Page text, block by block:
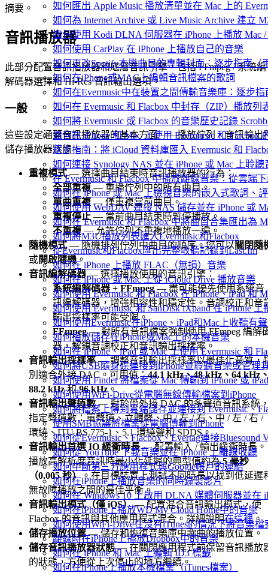
如何匯出 Apple Music 播放清單並在 Mac 上的
如何為 Internet Archive 或 Live Music Archive 建立
如何使用 Kodi DLNA 伺服器在 iPhone 上播放 Mac
如何使用 CarPlay 在 iPhone 上播放自己的音樂
如何更改Spotify本機曲目的專輯封面：逐步指南（
如何在iPhone或MAC上編輯音訊檔案的歌詞
如何在Evermusic中在裝置之間傳輸音樂庫：逐步指
如何在 Evermusic 和 Flacbox 中封存（ZIP）播放
如何將 Evermusic 或 Flacbox 的音樂歷史記錄
如何在 iPhone 和 Mac 上使用 Evermusic 和 Flacbox
逐步指南：將 iCloud 資料庫匯入 Evermusic 和
如何連接 Synology NAS 並在 iPhone 或 Mac 上聆聽
在 Evermusic 和 Flacbox 中播放離線音樂：從雲端
如何在 iPhone 或 Mac 上檢視音樂的嵌入式歌詞、
如何使用 WebDAV 連接 NAS 儲存並在 iPhone 或
如何在 Evermusic 和 Flacbox 中將曲目合集匯出為
如何將M3U播放列表匯入Evermusic和Flacbox
從Evermusic和Flacbox匯出完整收聽記錄到Last.fm
如何在 iPhone 上播放 FLAC（無損）音樂
如何在 iPhone 或 Mac 上從 iCloud Drive 播放音樂
如何使用 Evermusic 和 Flacbox 在 iPhone、iPad 和
如何使用 Evermusic 和 SanDisk iXpand 在 iPhone
如何使用Evermusic在iPhone、iPad和Mac上收聽有
如何播放儲存在iPhone或Mac上的本機音樂
如何在 iPhone、iPad 或 Mac 上使用 Evermusic 和
如何將USB隨身碟連接到iPhone並聆聽音樂或管理
如何使用 Finder 將檔案從 Mac 傳輸到 iPhone 或 iPad
如何使用WiFi-Drive從電腦無線傳輸檔案到iPhone
如何將檔案上傳到雲端儲存並連接到 Evermusic、
使用SMB協議將檔案從電腦傳輸到iPhone
如何從Evermusic、Flacbox、Evertag連接
如何從 YouTube 下載音樂並在 iPhone 上離線收聽
如何中斷第三方應用程式與Google帳戶的連結
如何在iPhone上播放音樂的同時錄製影片
如何在 Windows 10 上啟用 DLNA 媒體伺服器並在
如何在iPhone上播放WD My Cloud Home中的音樂
如何使用WiFi-Drive在沒有iTunes的情況下將音樂檔
離線時在iPhone上播放Dropbox中的音樂
如何在 iPhone 和 Mac 上編輯 ID3 標籤
如何在iPhone上播放本機檔案（iTunes檔案）
摘要。
音訊播放器
此部分配置音訊播放器和底層音訊引擎，包括 FFmpeg / 系統編
解碼器選擇和 Hi-Res 音訊輸出選項。
一般
這些設定涵蓋音訊播放器的基本方面——播放佇列、音訊輸出
儲存播放器狀態。
重複模式— 選擇曲目結束時音訊播放器的行為：
全部重複— 重播佇列中的所有曲目。
單曲重複 — 僅重複當前曲目。
重複停止 — 當前曲目結束時暫停播放。
不重複— 允許佇列不重複地播放一遍。
隨機模式— 隨機排列佇列中曲目的順序。您可以 關閉隨
或開啟隨機。
音訊編解碼器— 選擇播放使用的音訊引擎：
系統編解碼器 + FFmpeg— 盡可能優先使用系統音
訊編解碼器，增強相容性和穩定性。音調校正和音
輸出採樣率可能受限。
FFmpeg— 對所有音訊檔案強制使用 FFmpeg 編解
器，解鎖音調校正和音訊輸出採樣率。
音訊輸出採樣率— 調整音訊輸出採樣率以最佳化音質，
別適合外接 DAC。可用值：44.1 kHz、48 kHz、64 kHz
88.2 kHz和96 kHz。
音訊輸出聲道數— 對於帶外接 DAC 的多聲道音訊系統
指定聲道數：單聲道、立體聲、中 / 左 / 右、中 / 左 / 右 /
環繞、ITU BS.775-1、5.1 環繞聲和 SDDS。
音訊輸出首選 IO 緩衝時長— 配置輸入 / 輸出緩衝時長。
播放高解析度音訊時最小化延遲的典型值約為5 毫秒
（0.005 秒）。在目標裝置上測試不同時長以找到低延遲
無故障播放之間的最佳平衡。
音訊輸出模式（僅 iOS）— 配置混合音訊輸出模式，使
Flacbox 的音訊與其他應用程式混合。詳細說明在這裡。
儲存播放位置— 儲存和恢復音樂庫中歌曲的播放位置。
儲存音訊播放器狀態— 在關閉應用程式前保留音訊播放
的狀態，方便從上次停止的地方繼續。